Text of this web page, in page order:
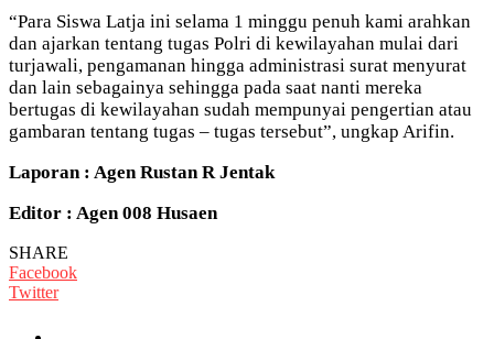
“Para Siswa Latja ini selama 1 minggu penuh kami arahkan
dan ajarkan tentang tugas Polri di kewilayahan mulai dari
turjawali, pengamanan hingga administrasi surat menyurat
dan lain sebagainya sehingga pada saat nanti mereka
bertugas di kewilayahan sudah mempunyai pengertian atau
gambaran tentang tugas – tugas tersebut”, ungkap Arifin.
Laporan : Agen Rustan R Jentak
Editor : Agen 008 Husaen
SHARE
Facebook
Twitter